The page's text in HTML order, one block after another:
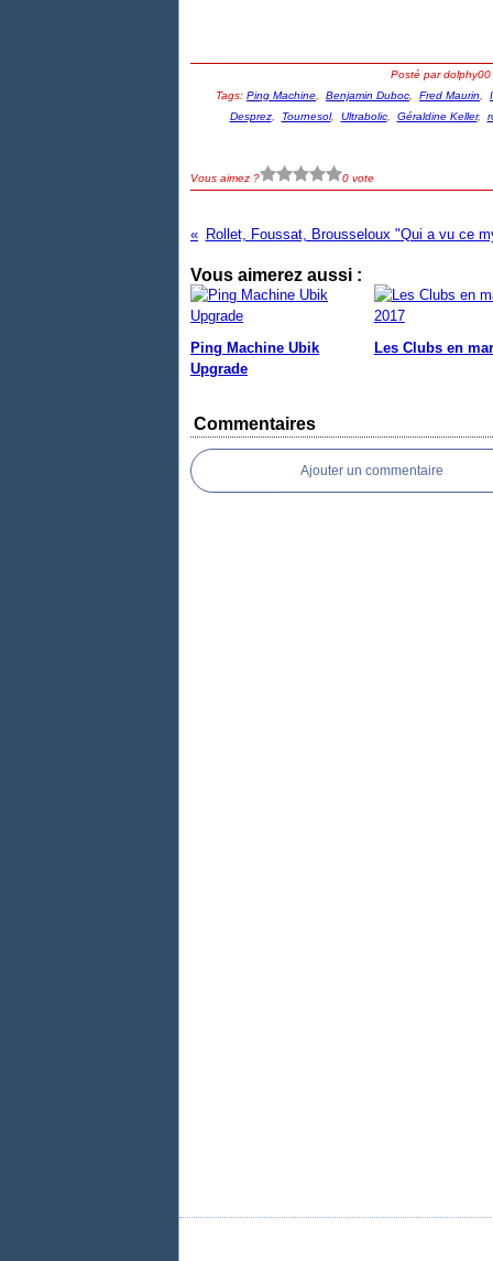
Posté par
Tags: Ping Machine Benjamin Duboc Fred Maurin
Desprez, Tournesol, Ultrabolic, Géraldine Keller,
Vous aimez ? 0 vote
Rollet, Foussat, Brousseloux "Qui a vu ce
Vous aimerez aussi :
Ping Machine Ubik
Upgrade
Les Clubs en
Commentaires
Ajouter un commentaire